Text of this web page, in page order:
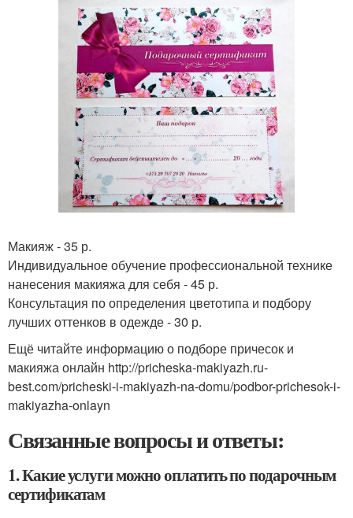
Макияж - 35 р.
Индивидуальное обучение профессиональной технике
нанесения макияжа для себя - 45 р.
Консультация по определения цветотипа и подбору
лучших оттенков в одежде - 30 р.
Ещё читайте информацию о подборе причесок и
макияжа онлайн http://pricheska-makiyazh.ru-
best.com/pricheski-i-makiyazh-na-domu/podbor-prichesok-i-
makiyazha-onlayn
Связанные вопросы и ответы:
1. Какие услуги можно оплатить по подарочным
сертификатам